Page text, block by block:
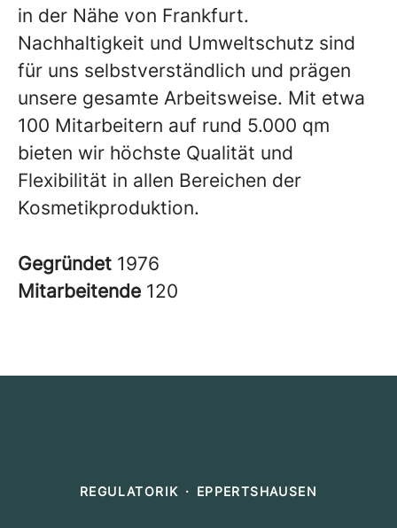
in der Nähe von Frankfurt.
Nachhaltigkeit und Umweltschutz sind
für uns selbstverständlich und prägen
unsere gesamte Arbeitsweise. Mit etwa
100 Mitarbeitern auf rund 5.000 qm
bieten wir höchste Qualität und
Flexibilität in allen Bereichen der
Kosmetikproduktion.
Gegründet 1976
Mitarbeitende 120
REGULATORIK · EPPERTSHAUSEN